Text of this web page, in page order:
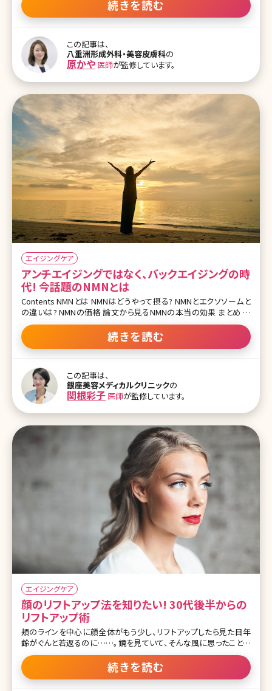
ればいいの?美容皮膚科・外科って怖くない?そんな疑問を解決すべ
く、八重洲形成外科・美容皮膚科院長の原かや先生にお話を伺ってき
うお名前。勝手にご縁を感じ、対談は大盛り上がり。原かや先生にた
っぷり、「ためになるアンチエイジングの話」を聞いてきましたよ!前
編、後編に分けてお届けします。 ▼原かや先生、北条かやさん対談記
事の後編や他の記事はこちら [ctb column] 若い人には、シミではな
くたるみの治療がおすすめ 北条かや（以下H）：先生は、形成外科の
と、お肌のエ
続きを読む
この記事は、
八重洲形成外科・美容皮膚科の
原かや 医師が監修しています。
エイジングケア
アンチエイジングではなく、バックエイジングの時
代! 今話題のNMNとは
Contents NMNとは NMNはどうやって摂る? NMNとエクソソームと
の違いは? NMNの価格 論文から見るNMNの本当の効果 まとめ 加
齢による様々な体の不調やこれまで可能であったことが不可能にな
る苦痛、衰えていくことへの恐怖など、エイジング＝老化に対して若
返りの治療をアンチエイジング治療といいます。 現代ではハイフや糸
ジングという細胞からの若返りに注目が集まっています。ただ見た目
が若返るというアンチエイジングではなく、細胞からの若返りがクロ
ーズアップされることが多く、点滴やサプリメントで欠乏しているビタ
ミンや成長因子などを取り入れるということが美容医療では一般的
になってきました。 その中でも特にバックエイジングができる薬剤と
続きを読む
この記事は、
銀座美容メディカルクリニックの
関根彩子 医師が監修しています。
エイジングケア
顔のリフトアップ法を知りたい! 30代後半からの
リフトアップ術
頬のラインを中心に顔全体がもう少し、リフトアップしたら見た目年
齢がぐんと若返るのに……。鏡を見ていて、そんな風に思ったことは
ありませんか?エイジングサインの中でもコスメやサプリメントなどで
解消しにくい、たるみ。しかし現在では、さまざまな方法でたるみにア
プローチできるようになっています。ここで最新の顔のリフトアップ方
続きを読む